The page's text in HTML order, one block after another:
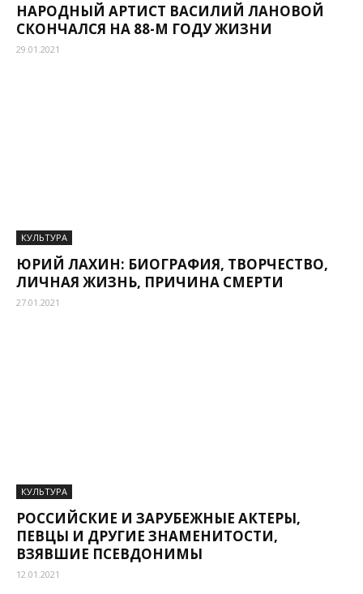
НАРОДНЫЙ АРТИСТ ВАСИЛИЙ ЛАНОВОЙ
СКОНЧАЛСЯ НА 88-М ГОДУ ЖИЗНИ
29.01.2021
КУЛЬТУРА
ЮРИЙ ЛАХИН: БИОГРАФИЯ, ТВОРЧЕСТВО,
ЛИЧНАЯ ЖИЗНЬ, ПРИЧИНА СМЕРТИ
27.01.2021
КУЛЬТУРА
РОССИЙСКИЕ И ЗАРУБЕЖНЫЕ АКТЕРЫ,
ПЕВЦЫ И ДРУГИЕ ЗНАМЕНИТОСТИ,
ВЗЯВШИЕ ПСЕВДОНИМЫ
12.01.2021